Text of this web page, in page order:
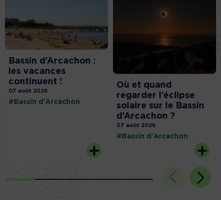
Bassin d’Arcachon :
les vacances
continuent !
07 août 2026
#Bassin d'Arcachon
Où et quand
regarder l’éclipse
solaire sur le Bassin
d’Arcachon ?
07 août 2026
#Bassin d'Arcachon